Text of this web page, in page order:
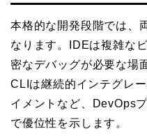
本格的な開発段階では、
なります。IDEは複雑な
密なデバッグが必要な場
CLIは継続的インテグレ
イメントなど、DevOps
で優位性を示します。